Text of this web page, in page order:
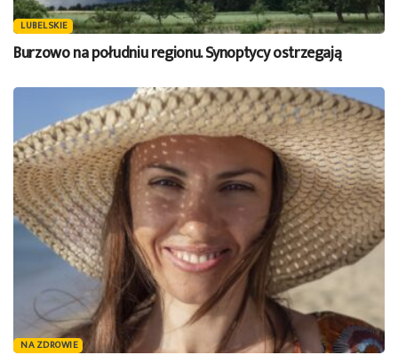
LUBELSKIE
Burzowo na południu regionu. Synoptycy ostrzegają
NA ZDROWIE